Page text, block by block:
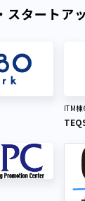
スタートア
ITM棟